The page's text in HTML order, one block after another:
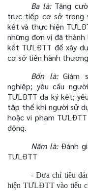
Ba là:Tăng
trực tiếp cơ sở trong
kết và thực hiện
những đơn vị đã
kết TƯLĐTT để xây
cơ sở tiến hành
Bốn là:Giám
nghiệp; yêu cầu
TƯLĐTT đã ký kết;
tập thể khi người sử
hoặc vi phạm
động.
Năm là:Đánh
TƯLĐTT
- Đưa chỉ tiêu
hiện TƯLĐTT vào tiêu